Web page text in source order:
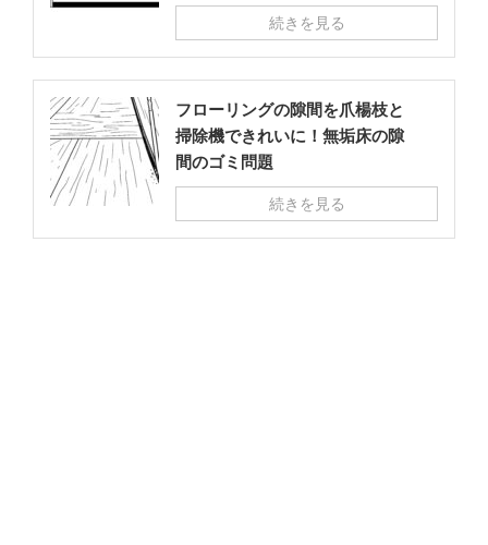
続きを見る
フローリングの隙間を爪楊枝と
掃除機できれいに！無垢床の隙
間のゴミ問題
続きを見る